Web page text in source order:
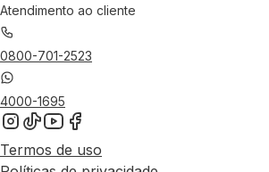
Atendimento ao cliente
0800-701-2523
4000-1695
Termos de uso